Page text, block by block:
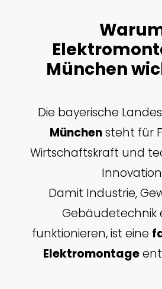
München
Die bayerische
Münchensteht für
Wirtschaftskraft und
Damit Industrie,
Gebäudetechnik
funktionieren, ist eine
Elektromontage